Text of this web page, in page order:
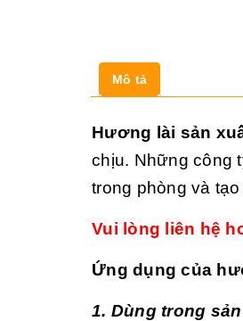
Mô tả
Hương lài sản
chịu. Những công
trong phòng và
Vui lòng liên hệ
Ứng dụng của
1. Dùng trong